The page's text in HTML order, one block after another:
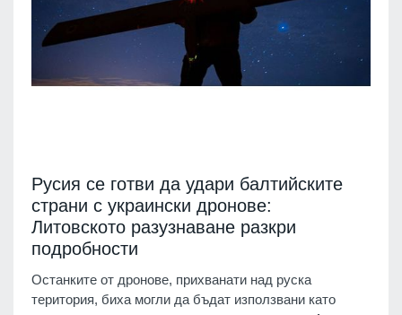
Русия се готви да удари балтийските
страни с украински дронове:
Литовското разузнаване разкри
подробности
Останките от дронове, прихванати над руска
територия, биха могли да бъдат използвани като